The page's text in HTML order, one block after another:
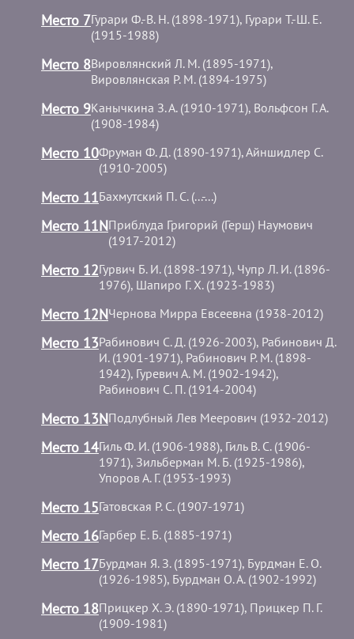
Место 7Гурари Ф.-В. Н. (1898-1971), Гурари Т.-Ш. Е.
(1915-1988)
Место 8Вировлянский Л. М. (1895-1971),
Вировлянская Р. М. (1894-1975)
Место 9Канычкина З. А. (1910-1971), Вольфсон Г. А.
(1908-1984)
Место 10Фруман Ф. Д. (1890-1971), Айншидлер С.
(1910-2005)
Место 11Бахмутский П. С. (...-...)
Место 11NПриблуда Григорий (Герш) Наумович
(1917-2012)
Место 12Гурвич Б. И. (1898-1971), Чупр Л. И. (1896-
1976), Шапиро Г. Х. (1923-1983)
Место 12NЧернова Мирра Евсеевна (1938-2012)
Место 13Рабинович С. Д. (1926-2003), Рабинович Д.
И. (1901-1971), Рабинович Р. М. (1898-
1942), Гуревич А. М. (1902-1942),
Рабинович С. П. (1914-2004)
Место 13NПодлубный Лев Меерович (1932-2012)
Место 14Гиль Ф. И. (1906-1988), Гиль В. С. (1906-
1971), Зильберман М. Б. (1925-1986),
Упоров А. Г. (1953-1993)
Место 15Гатовская Р. С. (1907-1971)
Место 16Гарбер Е. Б. (1885-1971)
Место 17Бурдман Я. З. (1895-1971), Бурдман Е. О.
(1926-1985), Бурдман О. А. (1902-1992)
Место 18Прицкер Х. Э. (1890-1971), Прицкер П. Г.
(1909-1981)